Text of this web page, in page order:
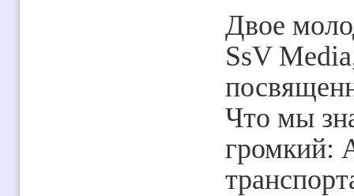
Двое
SsV
Что мы
громкий: